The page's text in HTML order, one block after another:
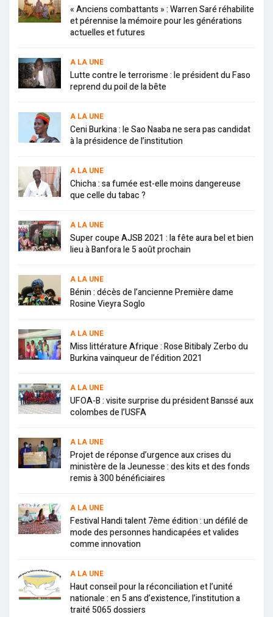
« Anciens combattants » : Warren Saré réhabilite
et pérennise la mémoire pour les générations
actuelles et futures
A LA UNE
Lutte contre le terrorisme : le président du Faso
reprend du poil de la bête
A LA UNE
Ceni Burkina : le Sao Naaba ne sera pas candidat
à la présidence de l’institution
A LA UNE
Chicha : sa fumée est-elle moins dangereuse
que celle du tabac ?
A LA UNE
Super coupe AJSB 2021 : la fête aura bel et bien
lieu à Banfora le 5 août prochain
A LA UNE
Bénin : décès de l’ancienne Première dame
Rosine Vieyra Soglo
A LA UNE
Miss littérature Afrique : Rose Bitibaly Zerbo du
Burkina vainqueur de l’édition 2021
A LA UNE
UFOA-B : visite surprise du président Banssé aux
colombes de l’USFA
A LA UNE
Projet de réponse d’urgence aux crises du
ministère de la Jeunesse : des kits et des fonds
remis à 300 bénéficiaires
A LA UNE
Festival Handi talent 7ème édition : un défilé de
mode des personnes handicapées et valides
comme innovation
A LA UNE
Haut conseil pour la réconciliation et l’unité
nationale : en 5 ans d’existence, l’institution a
traité 5065 dossiers